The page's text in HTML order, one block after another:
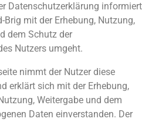
Datenschutzerklärung
Brig mit der Erhebung, Nutzung,
dem Schutz der
Nutzers umgeht.
nimmt der Nutzer diese
erklärt sich mit der Erhebung,
Weitergabe und dem
Daten einverstanden. Der